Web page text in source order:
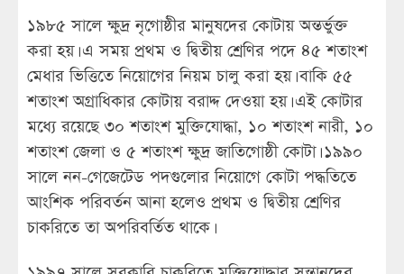
১৯৮৫ সালে ক্ষুদ্র নৃগোষ্ঠীর মানুষদের কোটায় অন্তর্ভুক্ত
করা হয়। এ সময় প্রথম ও দ্বিতীয় শ্রেণির পদে ৪৫ শতাংশ
মেধার ভিত্তিতে নিয়োগের নিয়ম চালু করা হয়। বাকি ৫৫
শতাংশ অগ্রাধিকার কোটায় বরাদ্দ দেওয়া হয়। এই কোটার
মধ্যে রয়েছে ৩০ শতাংশ মুক্তিযোদ্ধা, ১০ শতাংশ নারী, ১০
শতাংশ জেলা ও ৫ শতাংশ ক্ষুদ্র জাতিগোষ্ঠী কোটা। ১৯৯০
সালে নন-গেজেটেড পদগুলোর নিয়োগে কোটা পদ্ধতিতে
আংশিক পরিবর্তন আনা হলেও প্রথম ও দ্বিতীয় শ্রেণির
চাকরিতে তা অপরিবর্তিত থাকে।